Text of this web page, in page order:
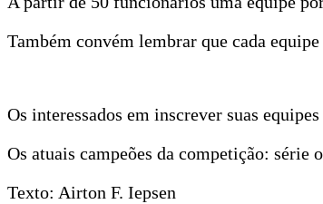
Também convém lembrar que cada
Os interessados em inscrever suas
Os atuais campeões da competição:
Texto: Airton F. Iepsen